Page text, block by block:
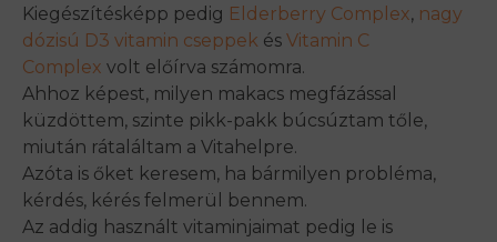
Kiegészítésképp pedig Elderberry Complex, nagy
dózisú D3 vitamin cseppek és Vitamin C
Complex volt előírva számomra.
Ahhoz képest, milyen makacs megfázással
küzdöttem, szinte pikk-pakk búcsúztam tőle,
miután rátaláltam a Vitahelpre.
Azóta is őket keresem, ha bármilyen probléma,
kérdés, kérés felmerül bennem.
Az addig használt vitaminjaimat pedig le is